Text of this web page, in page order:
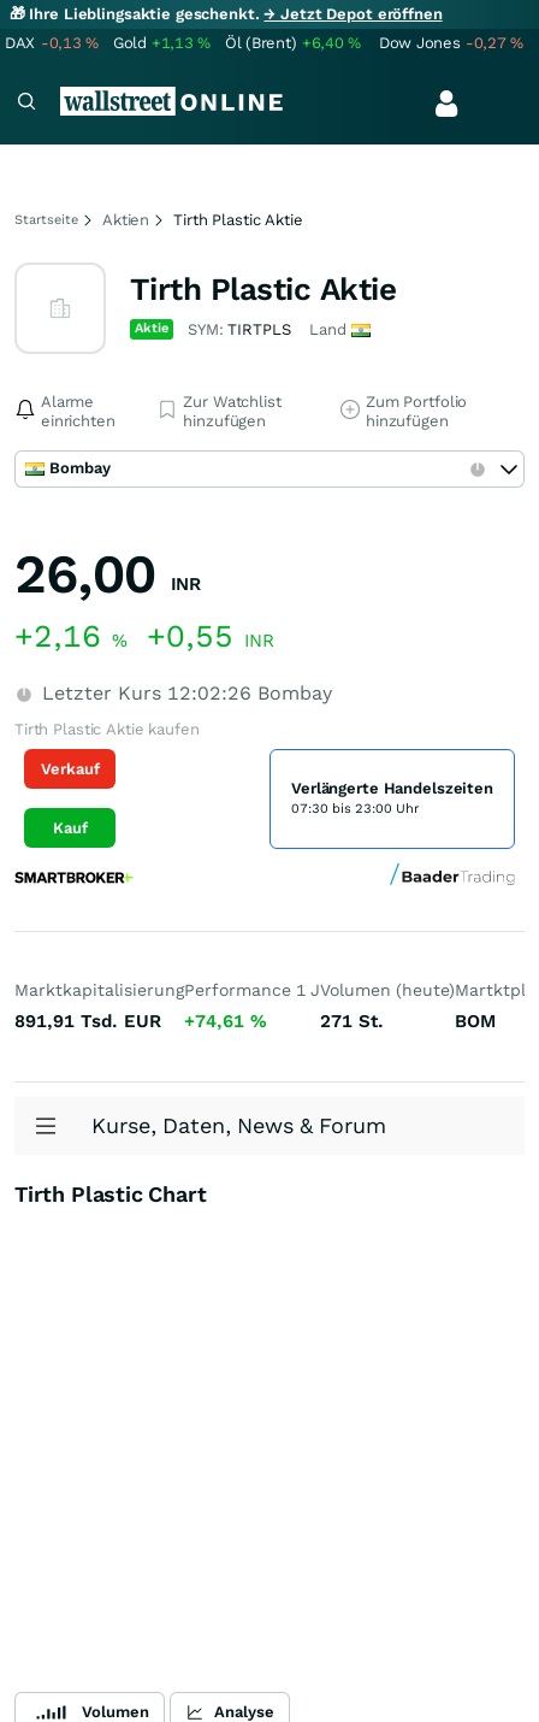
🎁 Ihre Lieblingsaktie geschenkt.→ Jetzt Depot eröffnen
DAX -0,13% Gold +1,13% Öl (Brent) +6,40% Dow Jones -0,27%
Startseite Aktien Tirth Plastic Aktie
Tirth Plastic Aktie
Aktie SYM:TIRTPLS Land
Alarme
einrichten
Zur Watchlist
hinzufügen
Zum Portfolio
hinzufügen
Bombay
26,00 INR
+2,16 % +0,55 INR
Letzter Kurs 12:02:26 Bombay
Tirth Plastic Aktie kaufen
Verkauf
Kauf
Verlängerte Handelszeiten
07:30 bis 23:00 Uhr
Marktkapitalisierung
891,91 Tsd. EUR
Performance 1 J
+74,61 %
Volumen (heute)
271 St. BOM
Kurse, Daten, News & Forum
Tirth Plastic Chart
Volumen Analyse